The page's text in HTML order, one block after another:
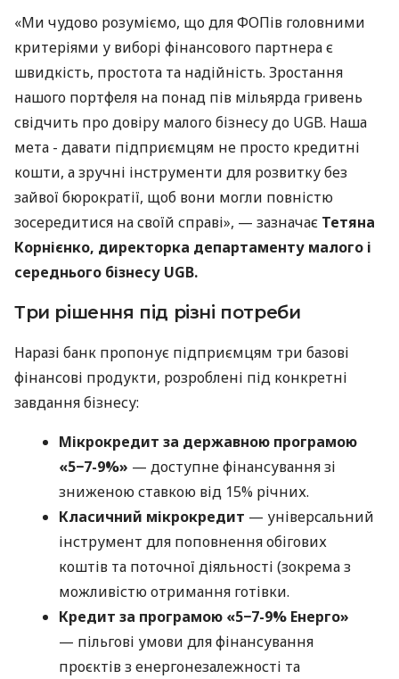
«Ми чудово розуміємо, що для ФОПів головними
критеріями у виборі фінансового партнера є
швидкість, простота та надійність. Зростання
нашого портфеля на понад пів мільярда гривень
свідчить про довіру малого бізнесу до UGB. Наша
мета - давати підприємцям не просто кредитні
кошти, а зручні інструменти для розвитку без
зайвої бюрократії, щоб вони могли повністю
зосередитися на своїй справі», — зазначає Тетяна
Корнієнко, директорка департаменту малого і
середнього бізнесу UGB.
Три рішення під різні потреби
Наразі банк пропонує підприємцям три базові
фінансові продукти, розроблені під конкретні
завдання бізнесу:
Мікрокредит за державною програмою
«5−7-9%» — доступне фінансування зі
зниженою ставкою від 15% річних.
Класичний мікрокредит — універсальний
інструмент для поповнення обігових
коштів та поточної діяльності (зокрема з
можливістю отримання готівки.
Кредит за програмою «5−7-9% Енерго»
— пільгові умови для фінансування
проєктів з енергонезалежності та